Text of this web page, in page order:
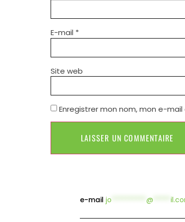
E-mail *
Site web
Enregistrer mon nom, mon e-
e-mailjo **********@ *****